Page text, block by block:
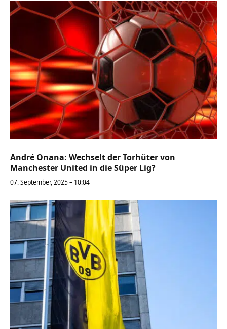
André Onana: Wechselt der Torhüter von
Manchester United in die Süper Lig?
07. September, 2025 – 10:04